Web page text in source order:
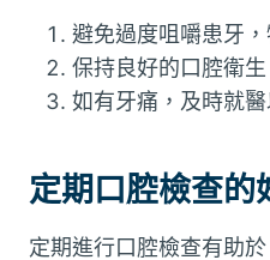
避免過度咀嚼患牙
保持良好的口腔衛
如有牙痛，及時就
定期口腔檢查的
定期進行口腔檢查有助於